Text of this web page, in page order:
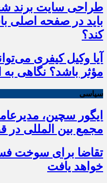
طراحی سایت برند
باید در صفحه اصلی
کند؟
آیا وکیل کیفری
مؤثر باشد؟ نگاهی به
سیاسی
ایگور سچین،
مجمع بین المللی در
تقاضا برای سوخت
خواهد یافت